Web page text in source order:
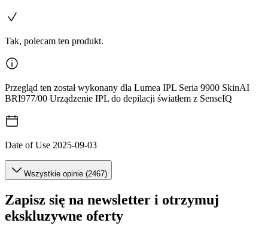
Tak, polecam ten produkt.
Przegląd ten został wykonany dla Lumea IPL Seria 9900 SkinAI
BRI977/00 Urządzenie IPL do depilacji światłem z SenseIQ
Date of Use 2025-09-03
Wszystkie opinie (2467)
Zapisz się na newsletter i otrzymuj
ekskluzywne oferty